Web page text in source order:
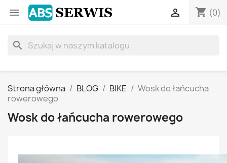
 shopping_cart (0)

search
Strona główna BLOG BIKE
Wosk do łańcucha
rowerowego
Wosk do łańcucha rowerowego